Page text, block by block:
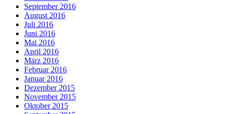
September 2016
August 2016
Juli 2016
Juni 2016
Mai 2016
April 2016
März 2016
Februar 2016
Januar 2016
Dezember 2015
November 2015
Oktober 2015